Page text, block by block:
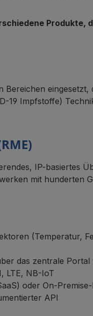
Produkte,
Bereichen eingesetzt,
19 Impfstoffe)
IP-basiertes
mit hunderten
(Temperatur,
das zentrale Portal
LTE, NB-IoT
oder On-
API